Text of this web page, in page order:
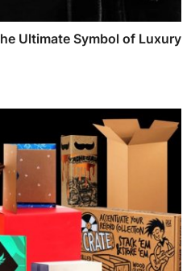
Ultimate Symbol of Luxury